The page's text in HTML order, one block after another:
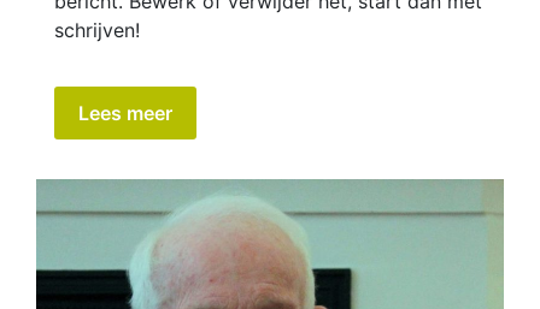
schrijven!
Lees meer